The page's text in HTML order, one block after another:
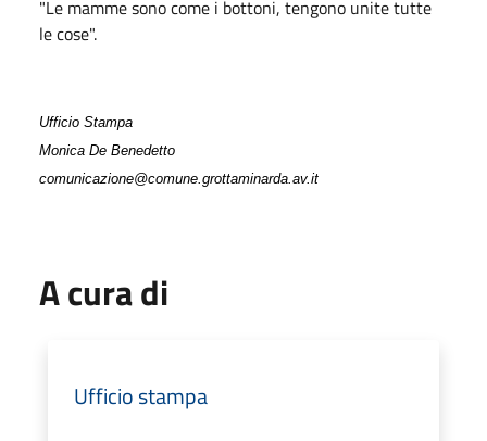
"Le mamme sono come i bottoni, tengono unite tutte
le cose".
Ufficio Stampa
Monica De Benedetto
comunicazione@comune.grottaminarda.av.it
A cura di
Ufficio stampa